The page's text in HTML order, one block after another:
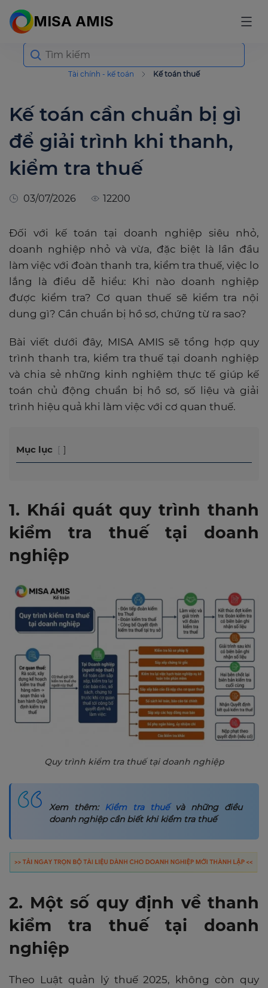
MISA AMIS
Tài chính - kế toán Kế toán thuế
Search
for:
Kế toán cần chuẩn bị gì
để giải trình khi thanh,
kiểm tra thuế
03/07/2026 12200
Đối với kế toán tại doanh nghiệp siêu nhỏ,
doanh nghiệp nhỏ và vừa, đặc biệt là lần đầu
làm việc với đoàn thanh tra, kiểm tra thuế, việc lo
lắng là điều dễ hiểu: Khi nào doanh nghiệp
được kiểm tra? Cơ quan thuế sẽ kiểm tra nội
dung gì? Cần chuẩn bị hồ sơ, chứng từ ra sao?
Bài viết dưới đây, MISA AMIS sẽ tổng hợp quy
trình thanh tra, kiểm tra thuế tại doanh nghiệp
và chia sẻ những kinh nghiệm thực tế giúp kế
toán chủ động chuẩn bị hồ sơ, số liệu và giải
trình hiệu quả khi làm việc với cơ quan thuế.
Mục lục
1. Khái quát quy trình thanh
kiểm tra thuế tại doanh
nghiệp
Quy trình kiểm tra thuế tại doanh nghiệp
Xem thêm: Kiểm tra thuếvà những điều
doanh nghiệp cần biết khi kiểm tra thuế
2. Một số quy định về thanh
kiểm tra thuế tại doanh
nghiệp
Theo Luật quản lý thuế 2025, không còn quy